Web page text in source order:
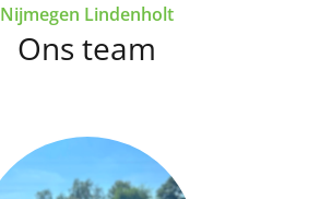
Nijmegen Lindenholt
Ons team